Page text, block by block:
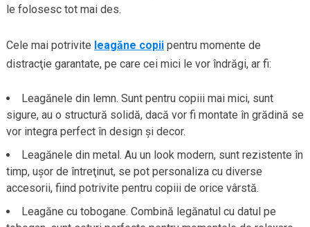
le folosesc tot mai des.
Cele mai potrivite leagăne copiipentru momente de
distracţie garantate, pe care cei mici le vor îndrăgi, ar fi:
Leagănele din lemn. Sunt pentru copiii mai mici, sunt
sigure, au o structură solidă, dacă vor fi montate în grădină se
vor integra perfect în design şi decor.
Leagănele din metal. Au un look modern, sunt rezistente în
timp, uşor de întreţinut, se pot personaliza cu diverse
accesorii, fiind potrivite pentru copiii de orice vârstă.
Leagăne cu tobogane. Combină legănatul cu datul pe